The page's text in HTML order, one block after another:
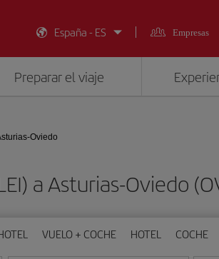
España - ES
Empresas
Preparar el viaje
Oviedo
a Asturias-Oviedo
VUELO + COCHE HOTEL COCHE